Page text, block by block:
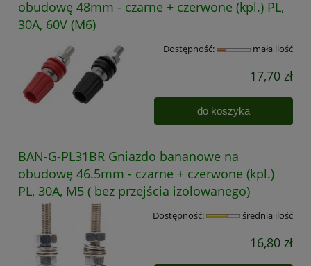
obudowę 48mm - czarne + czerwone (kpl.) PL,
30A, 60V (M6)
Dostępność: mała ilość
17,70 zł
do koszyka
BAN-G-PL31BR Gniazdo bananowe na
obudowę 46.5mm - czarne + czerwone (kpl.)
PL, 30A, M5 ( bez przejścia izolowanego)
Dostępność: średnia ilość
16,80 zł